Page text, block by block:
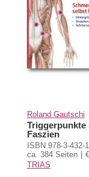
Roland Gautschi
Triggerpunkte
Faszien
ISBN 978-3-432-
ca. 384 Seiten
TRIAS